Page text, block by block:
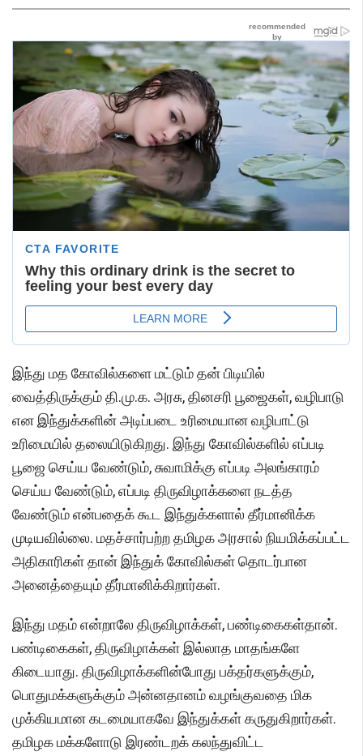
இந்து மத கோவில்களை மட்டும் தன் பிடியில்
வைத்திருக்கும் தி.மு.க. அரசு, தினசரி பூஜைகள், வழிபாடு
என இந்துக்களின் அடிப்படை உரிமையான வழிபாட்டு
உரிமையில் தலையிடுகிறது. இந்து கோவில்களில் எப்படி
பூஜை செய்ய வேண்டும், சுவாமிக்கு எப்படி அலங்காரம்
செய்ய வேண்டும், எப்படி திருவிழாக்களை நடத்த
வேண்டும் என்பதைக் கூட இந்துக்களால் தீர்மானிக்க
முடியவில்லை. மதச்சார்பற்ற தமிழக அரசால் நியமிக்கப்பட்ட
அதிகாரிகள் தான் இந்துக் கோவில்கள் தொடர்பான
அனைத்தையும் தீர்மானிக்கிறார்கள்.
இந்து மதம் என்றாலே திருவிழாக்கள், பண்டிகைகள்தான்.
பண்டிகைகள், திருவிழாக்கள் இல்லாத மாதங்களே
கிடையாது. திருவிழாக்களின்போது பக்தர்களுக்கும்,
பொதுமக்களுக்கும் அன்னதானம் வழங்குவதை மிக
முக்கியமான கடமையாகவே இந்துக்கள் கருதுகிறார்கள்.
தமிழக மக்களோடு இரண்டறக் கலந்துவிட்ட